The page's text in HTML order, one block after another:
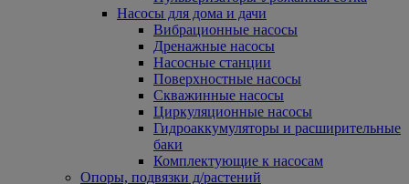
Насосы для дома и дачи
Вибрационные насосы
Дренажные насосы
Насосные станции
Поверхностные насосы
Скважинные насосы
Циркуляционные насосы
Гидроаккумуляторы и расширительные
баки
Комплектующие к насосам
Опоры, подвязки д/растений